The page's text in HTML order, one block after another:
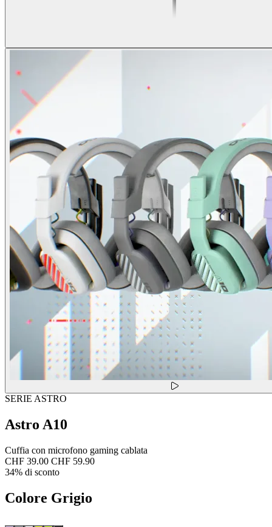
SERIE ASTRO
Astro A10
Cuffia con microfono gaming cablata
CHF 39.00 CHF 59.90
34% di sconto
Colore Grigio